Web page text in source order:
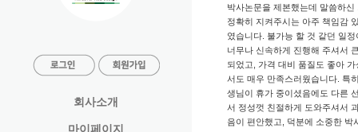
회사소개
마이페이지
박사논문을 제본했는데 말씀하신
정확히 지켜주시는 아주 책임감
였습니다. 불가능 할 것 같던 일정
너무나 신속하게 진행해 주셔서
되었고, 가격 대비 품질도 좋아 가
서도 매우 만족스러웠습니다. 특
생님이 휴가 중이셨음에도 다른
서 정성껏 친절하게 도와주셔서
음이 편안했고, 덕분에 소중한 박